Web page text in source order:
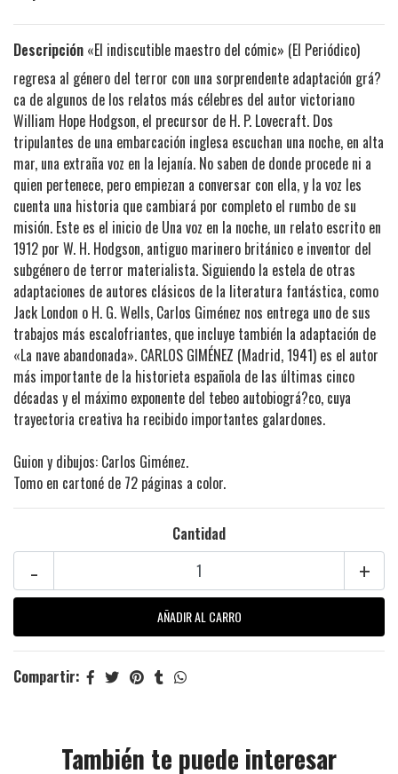
Descripción «El indiscutible maestro del cómic» (El Periódico)
regresa al género del terror con una sorprendente adaptación grá?
ca de algunos de los relatos más célebres del autor victoriano
William Hope Hodgson, el precursor de H. P. Lovecraft. Dos
tripulantes de una embarcación inglesa escuchan una noche, en alta
mar, una extraña voz en la lejanía. No saben de donde procede ni a
quien pertenece, pero empiezan a conversar con ella, y la voz les
cuenta una historia que cambiará por completo el rumbo de su
misión. Este es el inicio de Una voz en la noche, un relato escrito en
1912 por W. H. Hodgson, antiguo marinero británico e inventor del
subgénero de terror materialista. Siguiendo la estela de otras
adaptaciones de autores clásicos de la literatura fantástica, como
Jack London o H. G. Wells, Carlos Giménez nos entrega uno de sus
trabajos más escalofriantes, que incluye también la adaptación de
«La nave abandonada». CARLOS GIMÉNEZ (Madrid, 1941) es el autor
más importante de la historieta española de las últimas cinco
décadas y el máximo exponente del tebeo autobiográ?co, cuya
trayectoria creativa ha recibido importantes galardones.
Guion y dibujos: Carlos Giménez.
Tomo en cartoné de 72 páginas a color.
Cantidad
+
-
Compartir:
También te puede interesar